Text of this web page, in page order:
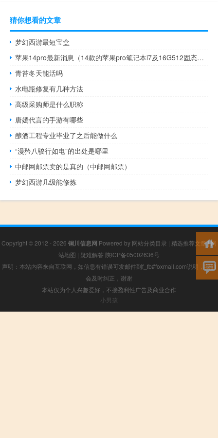
猜你想看的文章
梦幻西游最短宝盒
苹果14pro最新消息（14款的苹果pro笔记本i7及16G512固态还能拖得动2020版的pr吗及及搜狗）
青苔冬天能活吗
水电瓶修复有几种方法
高级采购师是什么职称
唐嫣代言的手游有哪些
酿酒工程专业毕业了之后能做什么
“漫矜八骏行如电”的出处是哪里
中邮网邮票卖的是真的（中邮网邮票）
梦幻西游几级能修炼
Copyright © 2012 - 2026 铜川信息网 Powered by 网站分类目录 | 精选推荐文章|网
站地图 | 疑难解答 陕ICP备05002636号
声明：本站内容来自互联网，如信息有错误可发邮件到f_fb#foxmail.com说明，我们
会及时纠正，谢谢
本站仅为个人兴趣爱好，不接盈利性广告及商业合作
小男孩